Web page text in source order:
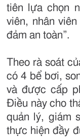
tiên lựa chọn
viên, nhân
đảm an toàn”.
Theo rà soát
có 4 bể bơi,
và được cấp
Điều này cho
quản lý, giám
thực hiện đầy